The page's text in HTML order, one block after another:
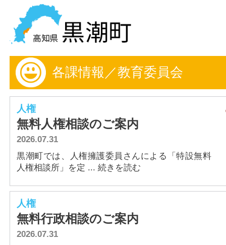
HOME
まちの情報
各課情報
事業者の方へ
FAQ
アクセス
黒潮町の情報を探す
各課情報／教育委員会
人権
無料人権相談のご案内
2026.07.31
黒潮町では、人権擁護委員さんによる「特設無料
人権相談所」を定 ... 続きを読む
人権
無料行政相談のご案内
2026.07.31